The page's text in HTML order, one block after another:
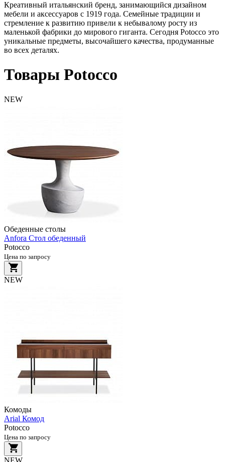
Креативный итальянский бренд, занимающийся дизайном
мебели и аксессуаров с 1919 года. Семейные традиции и
стремление к развитию привели к небывалому росту из
маленькой фабрики до мирового гиганта. Сегодня Potocco это
уникальные предметы, высочайшего качества, продуманные
во всех деталях.
Товары Potocco
NEW
Обеденные столы
Anfora Стол обеденный
Potocco
Цена по запросу
NEW
Комоды
Arial Комод
Potocco
Цена по запросу
NEW